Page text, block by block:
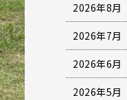
2026年8月
2026年7月
2026年6月
2026年5月